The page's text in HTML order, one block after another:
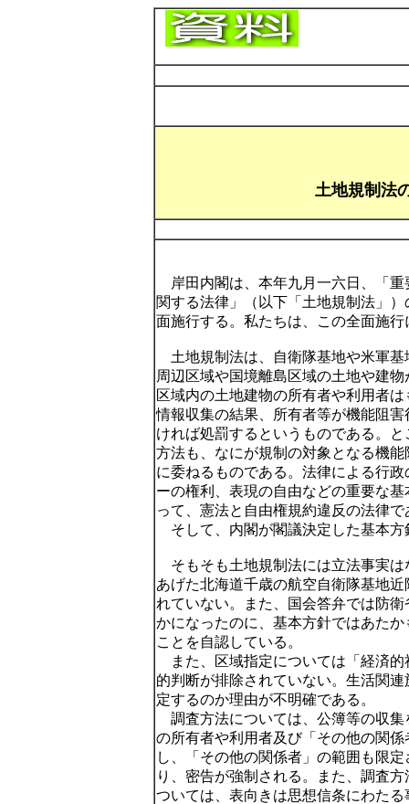
土地規制法
岸田内閣は、本年九月一六日、「重
関する法律」（以下「土地規制法」
面施行する。私たちは、この全面施
土地規制法は、自衛隊基地や米軍基
周辺区域や国境離島区域の土地や建
区域内の土地建物の所有者や利用者
情報収集の結果、所有者等が機能阻
ければ処罰するというものである。
方法も、なにが規制の対象となる機
に委ねるものである。法律による行
ーの権利、表現の自由などの重要な
って、憲法と自由権規約違反の法律で
そして、内閣が閣議決定した基本方
そもそも土地規制法には立法事実は
あげた北海道千歳の航空自衛隊基地
れていない。また、国会答弁では防
かになったのに、基本方針ではあた
ことを自認している。
また、区域指定については「経済的
的判断が排除されていない。生活関
定するのか理由が不明確である。
調査方法については、公簿等の収集
の所有者や利用者及び「その他の関
し、「その他の関係者」の範囲も限
り、密告が強制される。また、調査
ついては、表向きは思想信条にわた